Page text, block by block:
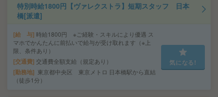
特別時給1800円【ヴァレクストラ】短期スタッフ 日本
橋[派遣]
給 与 時給1800円 ※ご経験・スキルにより優遇 ス
マホでかんたんに前払いで給与が受け取れます（※上
限、条件あり）
交通費 交通費全額支給（規定あり）
勤務地
東京都中央区 東京メトロ 日本橋駅から直結
（徒歩1分）
気になる!